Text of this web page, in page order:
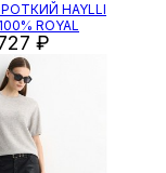
HAYLLI
ROYAL